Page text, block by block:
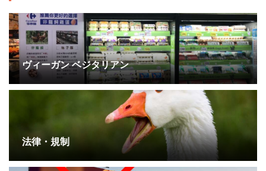
ヴィーガン ベジタリアン
法律・規制